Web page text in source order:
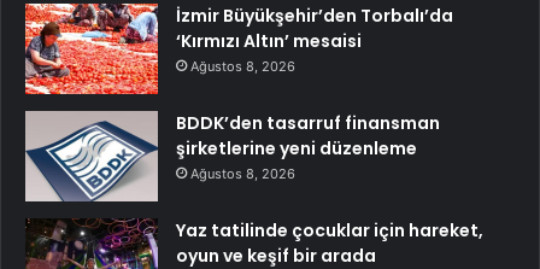
İzmir Büyükşehir’den Torbalı’da
‘Kırmızı Altın’ mesaisi
Ağustos 8, 2026
BDDK’den tasarruf finansman
şirketlerine yeni düzenleme
Ağustos 8, 2026
Yaz tatilinde çocuklar için hareket,
oyun ve keşif bir arada